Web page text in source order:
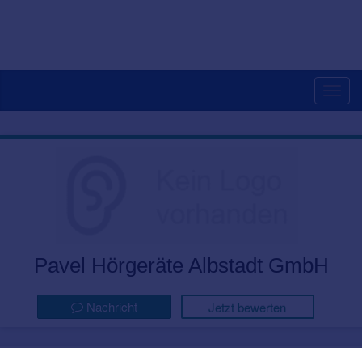
Pavel Hörgeräte Albstadt GmbH
Nachricht Jetzt bewerten